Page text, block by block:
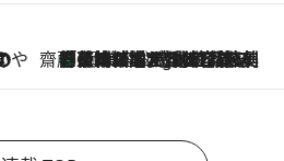
齋藤 薫 美容脳ルネサンス
7 Hours Ago
「荷物が増えるほど旅ストレスは増す」美容ジャーナリストがたどり着いた最終結論。“化粧品を劇的に減らす”感動の凝縮美容とは